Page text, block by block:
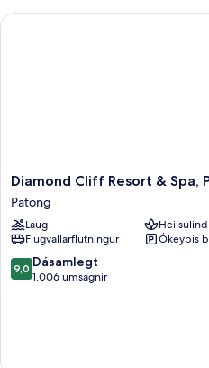
Diamond
Cliff
Resort
&
Spa,
Patong
Beach
Diamond Cliff Resort & Spa,
Patong
Laug
Heilsulind
Flugvallarflutningur
Ókeypis
9.0
af
9,0 Dásamlegt
1.006 umsagnir
Diamond Cliff Resort & Spa,